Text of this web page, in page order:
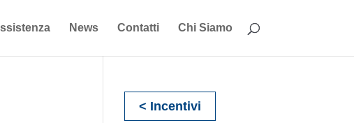
News Contatti Chi Siamo
< Incentivi